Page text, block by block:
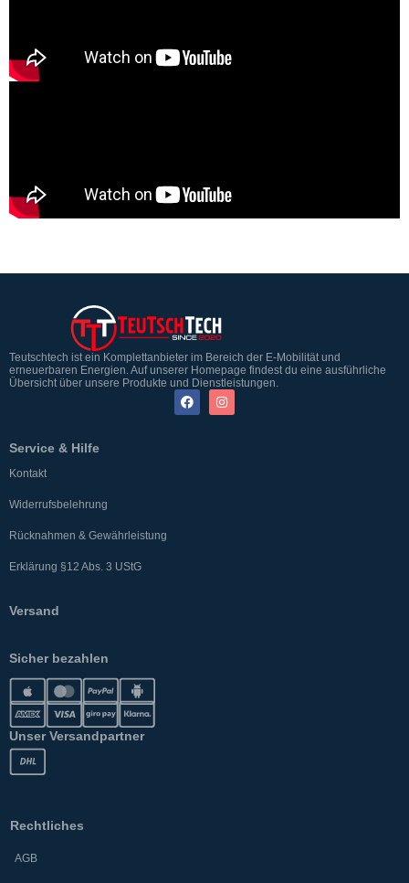
Teutschtech ist ein Komplettanbieter im Bereich der E-Mobilität und
erneuerbaren Energien. Auf unserer Homepage findest du eine ausführliche
Übersicht über unsere Produkte und Dienstleistungen.
Service & Hilfe
Kontakt
Widerrufsbelehrung
Rücknahmen & Gewährleistung
Erklärung §12 Abs. 3 UStG
Versand
Sicher bezahlen
Unser Versandpartner
Rechtliches
AGB